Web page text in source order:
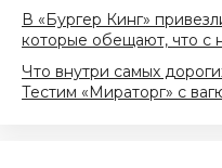
В «Бургер Кинг»
которые обещают, что с
Что внутри самых
Тестим «Мираторг» с